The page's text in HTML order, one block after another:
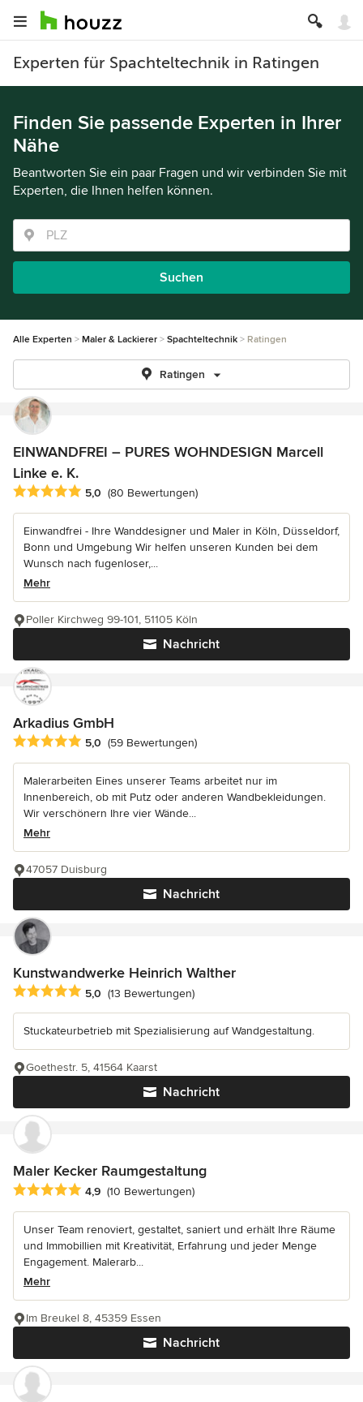
Experten für Spachteltechnik in Ratingen
Finden Sie passende Experten in Ihrer
Nähe
Beantworten Sie ein paar Fragen und wir verbinden Sie mit
Experten, die Ihnen helfen können.
Suchen
Alle Experten Maler & Lackierer Spachteltechnik Ratingen
Ratingen
EINWANDFREI – PURES WOHNDESIGN Marcell
Linke e. K.
Durchschnittliche Bewertung: 5 von 5 Sternen
5,0 (80 Bewertungen)
Einwandfrei - Ihre Wanddesigner und Maler in Köln, Düsseldorf,
Bonn und Umgebung Wir helfen unseren Kunden bei dem
Wunsch nach fugenloser,...
Mehr
Nachricht
Poller Kirchweg 99-101, 51105 Köln
Arkadius GmbH
Durchschnittliche Bewertung: 5 von 5 Sternen
5,0 (59 Bewertungen)
Malerarbeiten Eines unserer Teams arbeitet nur im
Innenbereich, ob mit Putz oder anderen Wandbekleidungen.
Wir verschönern Ihre vier Wände...
Mehr
Nachricht
47057 Duisburg
Kunstwandwerke Heinrich Walther
Durchschnittliche Bewertung: 5 von 5 Sternen
5,0 (13 Bewertungen)
Stuckateurbetrieb mit Spezialisierung auf Wandgestaltung.
Nachricht
Goethestr. 5, 41564 Kaarst
Maler Kecker Raumgestaltung
Durchschnittliche Bewertung: 4.9 von 5 Sternen
4,9 (10 Bewertungen)
Unser Team renoviert, gestaltet, saniert und erhält Ihre Räume
und Immobillien mit Kreativität, Erfahrung und jeder Menge
Engagement. Malerarb...
Mehr
Nachricht
Im Breukel 8, 45359 Essen